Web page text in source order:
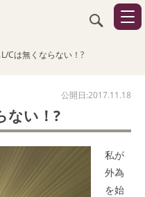
Cは無くならない！?
公開日:2017.11.18
ない！?
私が
外為
を始